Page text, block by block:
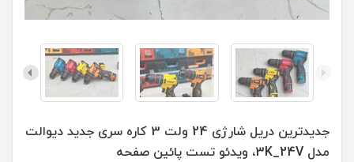
جدیدترین دریل شارژی 24 ولت 3 کاره سری جدید دیوالت
مدل 3K_24V، ویدئو تست پائین صفحه